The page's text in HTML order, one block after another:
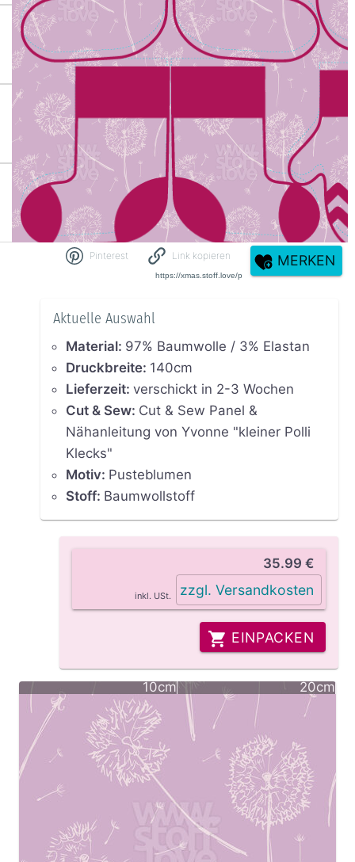
Pinterest Link kopieren MERKEN
Aktuelle Auswahl
Material: 97% Baumwolle / 3% Elastan
Druckbreite: 140cm
Lieferzeit: verschickt in 2-3 Wochen
Cut & Sew: Cut & Sew Panel &
Nähanleitung von Yvonne "kleiner Polli
Klecks"
Motiv: Pusteblumen
Stoff: Baumwollstoff
35.99 €
inkl. USt. zzgl. Versandkosten
EINPACKEN
10cm 20cm